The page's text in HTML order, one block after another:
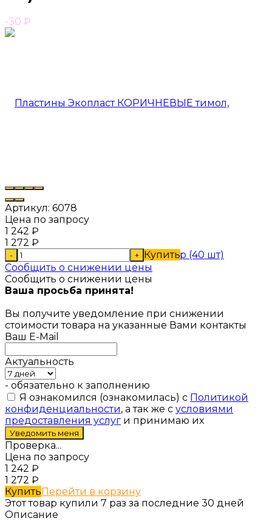
-30 ₽
Артикул: 6078
Цена по запросу
1 242 ₽
1 272 ₽
- + Купить
Сообщить о снижении цены
Сообщить о снижении цены
Ваша просьба принята!
Вы получите уведомление при снижении
стоимости товара на указанные Вами контакты
Ваш E-Mail
Актуальность
- обязательно к заполнению
Я ознакомился (ознакомилась) с Политикой
конфиденциальности, а так же с условиями
предоставления услуг и принимаю их
Проверка...
Цена по запросу
1 242 ₽
1 272 ₽
КупитьПерейти в корзину
Этот товар купили 7 раз за последние 30 дней
Описание